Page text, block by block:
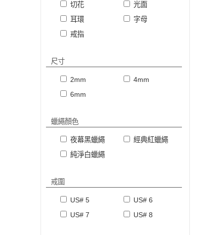
切花
光面
耳環
字母
戒指
尺寸
2mm
4mm
6mm
蠟繩顏色
夜幕黑蠟繩
經典紅蠟繩
純淨白蠟繩
戒圍
US# 5
US# 6
US# 7
US# 8